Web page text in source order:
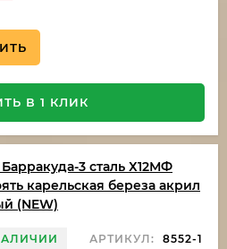
В 1 КЛИК
3 сталь Х12МФ
карельская береза акрил
(NEW)
АРТИКУЛ: 8552-1